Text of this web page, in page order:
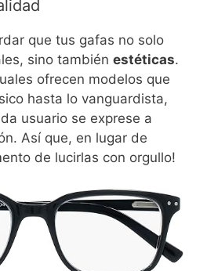
que tus gafas no solo
sino también estéticas.
ofrecen modelos que
hasta lo vanguardista,
usuario se exprese a
Así que, en lugar de
de lucirlas con orgullo!